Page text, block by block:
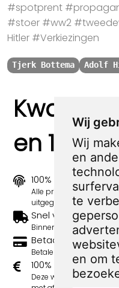
Wij
Wij
en
te
en om
#spotprent
#stoer #ww2
Hitler #Verkiezingen
Tjerk Bottema Adolf
Kwaliteit,
en 100%
100% origineel
Alle prints zijn 100%
uitgegeven.
Snel verzonden
Binnen 3 werkdagen
Betaal veilig en
Betalen kan met iDeal,
100% sociaal
Deze webshop wordt